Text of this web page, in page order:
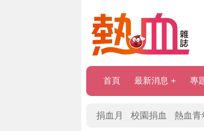
首頁 最新消息 專
捐血月 校園捐血 熱血青